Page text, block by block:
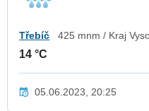
Třebíč 425 mnm / Kraj
14 °C
05.06.2023, 20:25